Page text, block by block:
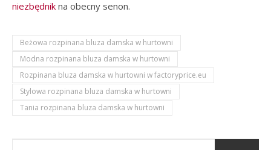
niezbędnik na obecny senon.
Beżowa rozpinana bluza damska w hurtowni
Modna rozpinana bluza damska w hurtowni
Rozpinana bluza damska w hurtowni w factoryprice.eu
Stylowa rozpinana bluza damska w hurtowni
Tania rozpinana bluza damska w hurtowni